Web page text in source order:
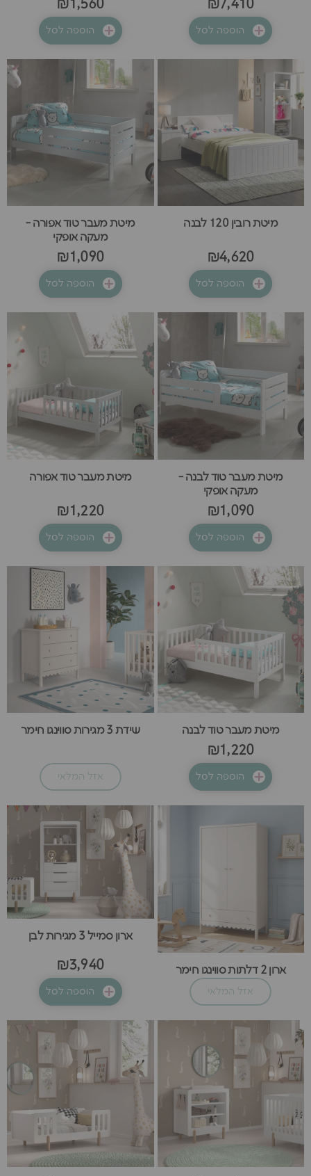
₪7,410
הוספה לסל
₪1,560
הוספה לסל
מיטת רובין 120 לבנה
₪4,620
הוספה לסל
מיטת מעבר טוד אפורה -
מעקה אופקי
₪1,090
הוספה לסל
מיטת מעבר טוד לבנה -
מעקה אופקי
₪1,090
הוספה לסל
מיטת מעבר טוד אפורה
₪1,220
הוספה לסל
מיטת מעבר טוד לבנה
₪1,220
הוספה לסל
שידת 3 מגירות סווינגו חימר
אזל המלאי
ארון 2 דלתות סווינגו חימר
אזל המלאי
ארון סמייל 3 מגירות לבן
₪3,940
הוספה לסל